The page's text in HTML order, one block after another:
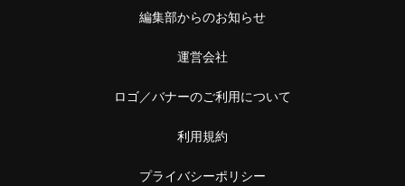
編集部からのお知らせ
運営会社
ロゴ／バナーのご利用について
利用規約
プライバシーポリシー